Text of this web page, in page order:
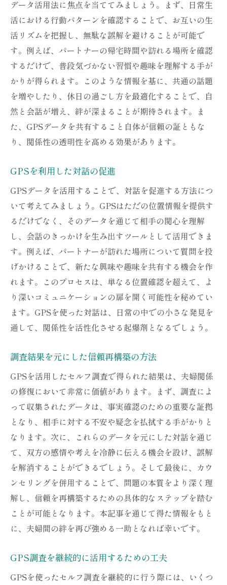
データ活用法に焦点を当ててみましょう。まず、日常生
活における行動パターンを確認することで、お互いの生
活リズムを把握し、無駄な誤解を避けることが可能で
す。例えば、パートナーの帰宅時間や訪れる場所を確認
するだけで、普段気づかない習慣や趣味を理解する手が
かりが得られます。このような情報を基に、共通の話題
を増やしたり、休日の過ごし方を最適化することで、自
然と会話が増え、絆が深まることが期待されます。ま
た、GPSデータを共有すること自体が信頼の証ともな
り、関係性の透明性を高める効果があります。
GPSを利用した対話の促進
GPSデータを活用することで、対話を促進する方法につ
いて考えてみましょう。GPSはただの位置情報を提供す
るだけでなく、そのデータを通じて相手の関心を理解
し、会話のきっかけを生み出すツールとして活用できま
す。例えば、パートナーが訪れた場所について質問を投
げかけることで、新たな興味や趣味を共有する機会を作
れます。このプロセスは、単なる位置確認を超えて、よ
り深いコミュニケーションの扉を開く可能性を秘めてい
ます。GPSを使った対話は、日常の中での小さな発見を
通して、関係性を活性化させる起爆剤となるでしょう。
調査結果を元にした信頼再構築の方法
GPSを活用したセルフ調査で得られた結果は、夫婦関係
の修復において非常に価値があります。まず、調査によ
って収集されたデータは、事実確認のための重要な証拠
となり、相手に対する不安や疑念を払拭する手がかりと
なります。次に、これらのデータを元にした対話を通じ
て、双方の感情や考えを冷静に伝える機会を設け、誤解
を解消することができるでしょう。そして最後に、カウ
ンセリングを併用することで、問題の本質をより深く理
解し、信頼を再構築するための具体的なステップを踏む
ことが可能となります。本記事を通じて得た情報をもと
に、夫婦間の絆を再び強める一助となれば幸いです。
GPS調査を継続的に活用するための工夫
GPSを使ったセルフ調査を継続的に行う際には、いくつ